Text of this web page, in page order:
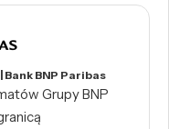
Bank BNP Paribas
Grupy BNP